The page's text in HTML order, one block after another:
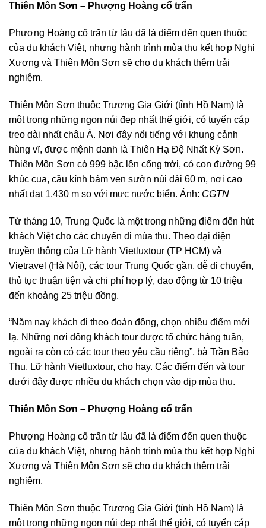
Thiên Môn Sơn – Phượng Hoàng cổ trấn
Phượng Hoàng cổ trấn từ lâu đã là điểm đến quen thuộc
của du khách Việt, nhưng hành trình mùa thu kết hợp Nghi
Xương và Thiên Môn Sơn sẽ cho du khách thêm trải
nghiệm.
Thiên Môn Sơn thuộc Trương Gia Giới (tỉnh Hồ Nam) là
một trong những ngọn núi đẹp nhất thế giới, có tuyến cáp
treo dài nhất châu Á. Nơi đây nổi tiếng với khung cảnh
hùng vĩ, được mệnh danh là Thiên Hạ Đệ Nhất Kỳ Sơn.
Thiên Môn Sơn có 999 bậc lên cổng trời, có con đường 99
khúc cua, cầu kính bám ven sườn núi dài 60 m, nơi cao
nhất đạt 1.430 m so với mực nước biển. Ảnh: CGTN
Từ tháng 10, Trung Quốc là một trong những điểm đến hút
khách Việt cho các chuyến đi mùa thu. Theo đại diện
truyền thông của Lữ hành Vietluxtour (TP HCM) và
Vietravel (Hà Nội), các tour Trung Quốc gần, dễ di chuyển,
thủ tục thuận tiện và chi phí hợp lý, dao động từ 10 triệu
đến khoảng 25 triệu đồng.
“Năm nay khách đi theo đoàn đông, chọn nhiều điểm mới
lạ. Những nơi đông khách tour được tổ chức hàng tuần,
ngoài ra còn có các tour theo yêu cầu riêng”, bà Trần Bảo
Thu, Lữ hành Vietluxtour, cho hay. Các điểm đến và tour
dưới đây được nhiều du khách chọn vào dịp mùa thu.
Thiên Môn Sơn – Phượng Hoàng cổ trấn
Phượng Hoàng cổ trấn từ lâu đã là điểm đến quen thuộc
của du khách Việt, nhưng hành trình mùa thu kết hợp Nghi
Xương và Thiên Môn Sơn sẽ cho du khách thêm trải
nghiệm.
Thiên Môn Sơn thuộc Trương Gia Giới (tỉnh Hồ Nam) là
một trong những ngọn núi đẹp nhất thế giới, có tuyến cáp